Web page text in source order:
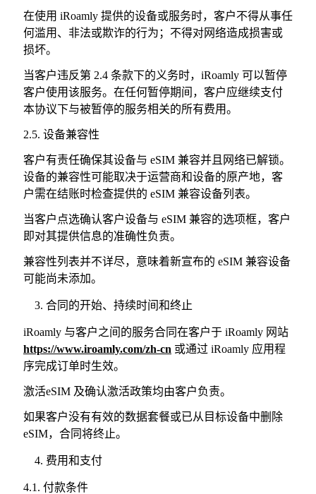
在使用 iRoamly 提供的设备或服务时，客户不得从事任
何滥用、非法或欺诈的行为；不得对网络造成损害或
损坏。
当客户违反第 2.4 条款下的义务时，iRoamly 可以暂停
客户使用该服务。在任何暂停期间，客户应继续支付
本协议下与被暂停的服务相关的所有费用。
2.5. 设备兼容性
客户有责任确保其设备与 eSIM 兼容并且网络已解锁。
设备的兼容性可能取决于运营商和设备的原产地，客
户需在结账时检查提供的 eSIM 兼容设备列表。
当客户点选确认客户设备与 eSIM 兼容的选项框，客户
即对其提供信息的准确性负责。
兼容性列表并不详尽，意味着新宣布的 eSIM 兼容设备
可能尚未添加。
合同的开始、持续时间和终止
iRoamly 与客户之间的服务合同在客户于 iRoamly 网站
https://www.iroamly.com/zh-cn 或通过 iRoamly 应用程
序完成订单时生效。
激活eSIM 及确认激活政策均由客户负责。
如果客户没有有效的数据套餐或已从目标设备中删除
eSIM，合同将终止。
费用和支付
4.1. 付款条件